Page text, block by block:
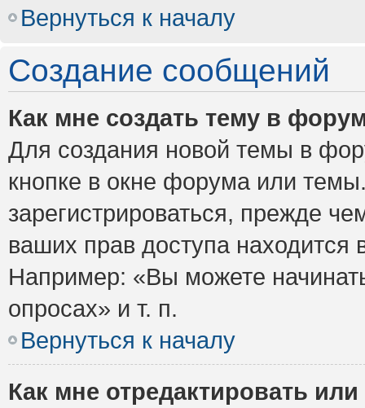
Вернуться к началу
Создание сообщений
Как мне создать тему в
Для создания новой темы в
кнопке в окне форума или
зарегистрироваться, прежде
ваших прав доступа
Например: «Вы можете
опросах» и т. п.
Вернуться к началу
Как мне отредактировать